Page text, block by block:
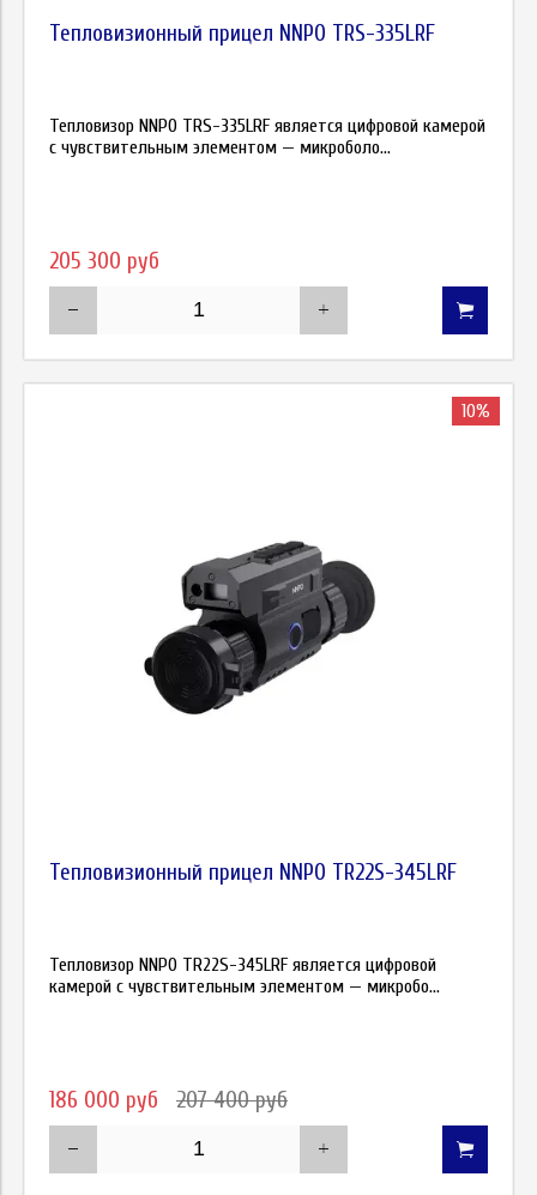
Тепловизионный прицел NNPO TRS-335LRF
Тепловизор NNPO TRS-335LRF является цифровой камерой
с чувствительным элементом — микроболо...
205 300 руб
10%
Тепловизионный прицел NNPO TR22S-345LRF
Тепловизор NNPO TR22S-345LRF является цифровой
камерой с чувствительным элементом — микробо...
186 000 руб 207 400 руб